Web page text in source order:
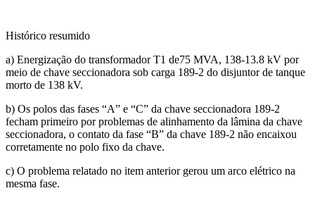
Histórico resumido
a) Energização do transformador T1 de75 MVA, 138-13.8 kV por
meio de chave seccionadora sob carga 189-2 do disjuntor de tanque
morto de 138 kV.
b) Os polos das fases “A” e “C” da chave seccionadora 189-2
fecham primeiro por problemas de alinhamento da lâmina da chave
seccionadora, o contato da fase “B” da chave 189-2 não encaixou
corretamente no polo fixo da chave.
c) O problema relatado no item anterior gerou um arco elétrico na
mesma fase.